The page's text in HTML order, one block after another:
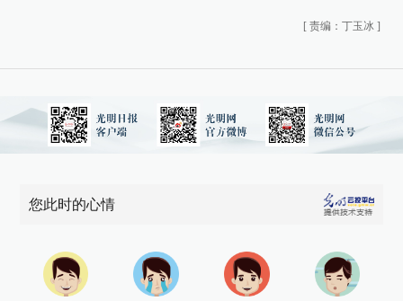
[ 责编：丁玉冰 ]
您此时的心情